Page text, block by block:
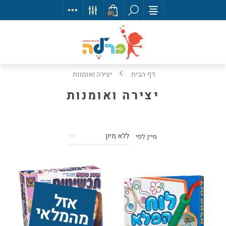
(0)
דף הבית יצירה ואומנות
יצירה ואומנות
מיין לפי
אז
ל
מ
ה
מ
ל
אי